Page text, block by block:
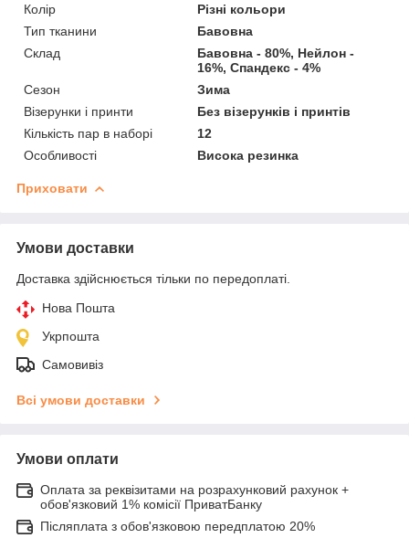
Колір
Різні кольори
Тип тканини
Бавовна
Склад
Бавовна - 80%, Нейлон -
16%, Спандекс - 4%
Сезон
Зима
Візерунки і принти
Без візерунків і принтів
Кількість пар в наборі
12
Особливості
Висока резинка
Приховати
Умови доставки
Доставка здійснюється тільки по передоплаті.
Нова Пошта
Укрпошта
Самовивіз
Всі умови доставки
Умови оплати
Оплата за реквізитами на розрахунковий рахунок +
обов'язковий 1% комісії ПриватБанку
Післяплата з обов'язковою передплатою 20%